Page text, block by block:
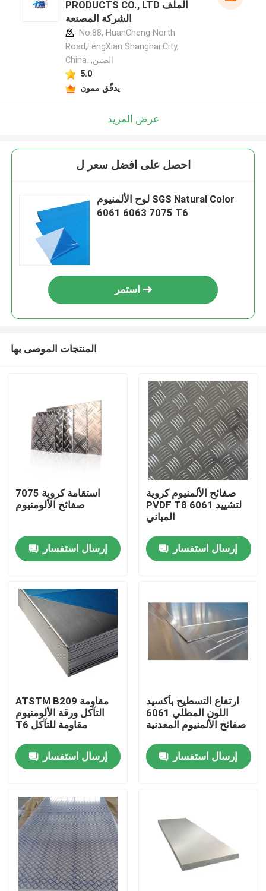
منزل
إتصال
المنتجات
الملف الألومنيوم الصناعي
البثق الألومنيوم الشخصي
فتحة الألمنيوم على شكل حرف V
أنودة الألومنيوم الشخصي
الشخصي الألومنيوم الشخصي
الملف الألومنيوم باستخدام الحاسب الآلي
PRODUCTS CO., LTD الملف
الشركة المصنعة
No.88, HuanCheng North
Road,FengXian Shanghai City,
China. ,الصين
5.0
يدقّق ممون
عرض المزيد
احصل على افضل سعر ل
لوح الألمنيوم SGS Natural Color
6061 6063 7075 T6
استمر
المنتجات الموصى بها
استقامة كروية 7075
صفائح الألومنيوم
إرسال استفسار
صفائح الألمنيوم كروية
PVDF T8 6061 لتشييد
المباني
إرسال استفسار
ATSTM B209 مقاومة
التآكل ورقة الألومنيوم
T6 مقاومة للتآكل
إرسال استفسار
ارتفاع التسطيح بأكسيد
اللون المطلي 6061
صفائح الألمنيوم المعدنية
إرسال استفسار